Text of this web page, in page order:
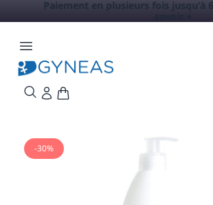
Paiement en plusieurs fois jusqu'à
-30%